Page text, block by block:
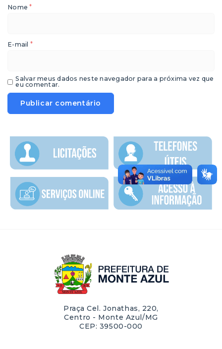
Nome*
E-mail *
Salvar meus dados neste navegador para a próxima vez que
eu comentar.
Praça Cel. Jonathas, 220,
Centro - Monte Azul/MG
CEP: 39500-000